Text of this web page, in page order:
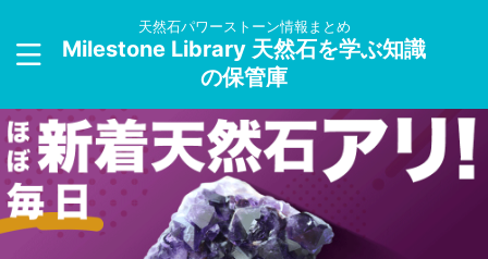
天然石パワーストーン情報まとめ
Milestone Library 天然石を学ぶ知識
の保管庫